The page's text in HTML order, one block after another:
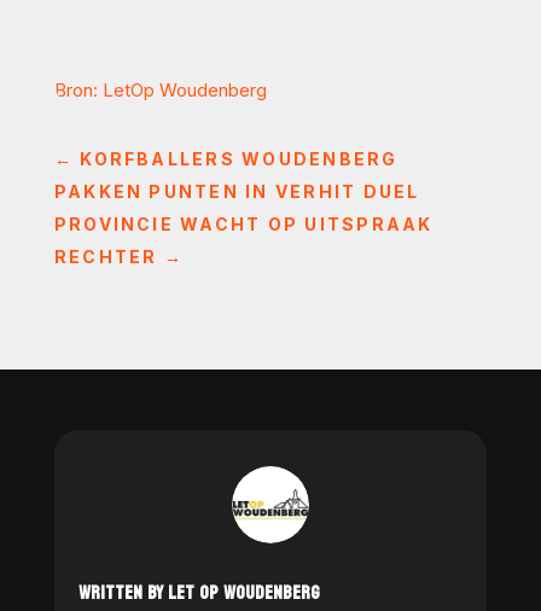
Bron: LetOp Woudenberg
← KORFBALLERS WOUDENBERG
PAKKEN PUNTEN IN VERHIT DUEL
PROVINCIE WACHT OP UITSPRAAK
RECHTER
→
WRITTEN BY LET OP WOUDENBERG